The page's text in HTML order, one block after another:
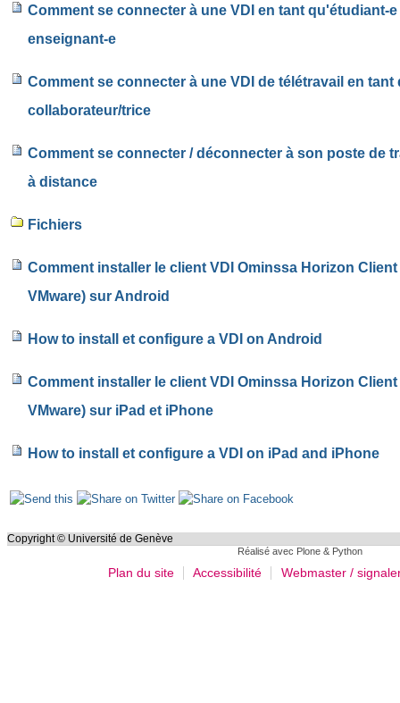
Comment se connecter à une VDI en tant qu'étudiant-
enseignant-e
Comment se connecter à une VDI de télétravail en tant
collaborateur/trice
Comment se connecter / déconnecter à son poste de
à distance
Fichiers
Comment installer le client VDI Ominssa Horizon Client
VMware) sur Android
How to install et configure a VDI on Android
Comment installer le client VDI Ominssa Horizon Client
VMware) sur iPad et iPhone
How to install et configure a VDI on iPad and iPhone
Actions
le
Copyright © Université de Genève
Réalisé avec Plone & Python
Plan du site Accessibilité Webmaster /